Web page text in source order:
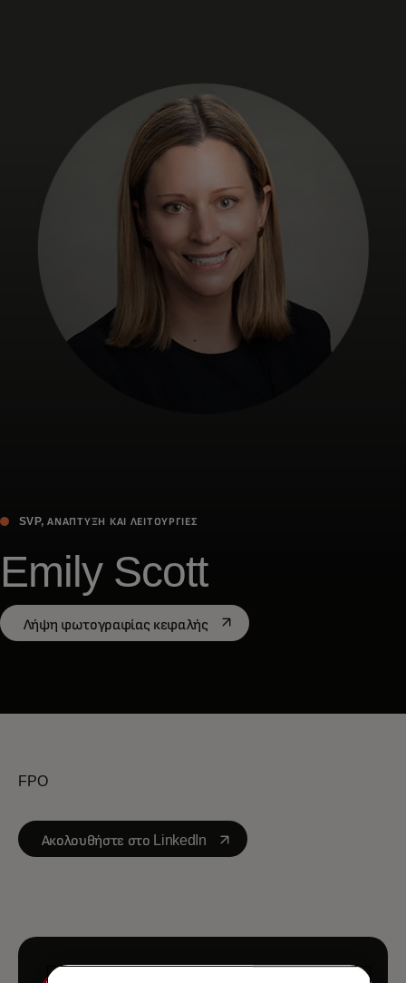
Για επιχειρήσεις
Για τον κόσμο
Για καινοτόμους
Νέα και τάσεις
SVP, ΑΝΆΠΤΥΞΗ ΚΑΙ ΛΕΙΤΟΥΡΓΊΕΣ
Emily Scott
Λήψη φωτογραφίας κεφαλήςopens in a new tab
FPO
Ακολουθήστε στο LinkedIn
opens in a new tab